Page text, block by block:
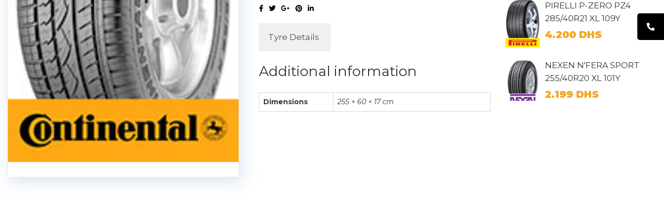
Tyre Details
Additional information
Dimensions 255 × 60 × 17 cm
PIRELLI P-ZERO PZ4
285/40R21 XL 109Y
4.200 DHS
NEXEN N'FERA SPORT
255/40R20 XL 101Y
2.199 DHS